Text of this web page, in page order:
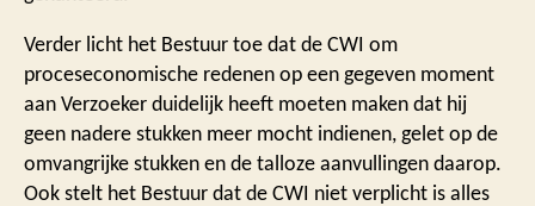
Verder licht het Bestuur toe dat de CWI om
proceseconomische redenen op een gegeven moment
aan Verzoeker duidelijk heeft moeten maken dat hij
geen nadere stukken meer mocht indienen, gelet op de
omvangrijke stukken en de talloze aanvullingen daarop.
Ook stelt het Bestuur dat de CWI niet verplicht is alles